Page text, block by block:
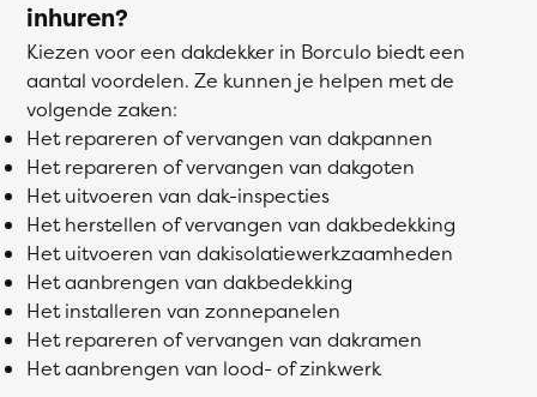
inhuren?
Kiezen voor een dakdekker in Borculo biedt een
aantal voordelen. Ze kunnen je helpen met de
volgende zaken:
Het repareren of vervangen van dakpannen
Het repareren of vervangen van dakgoten
Het uitvoeren van dak-inspecties
Het herstellen of vervangen van dakbedekking
Het uitvoeren van dakisolatiewerkzaamheden
Het aanbrengen van dakbedekking
Het installeren van zonnepanelen
Het repareren of vervangen van dakramen
Het aanbrengen van lood- of zinkwerk